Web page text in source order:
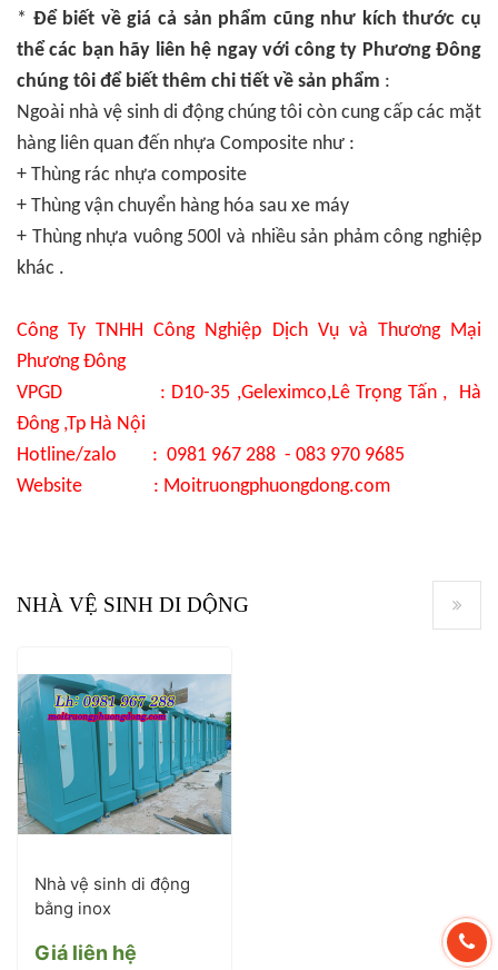
* Để biết về giá cả sản phẩm cũng như kích thước cụ
thể các bạn hãy liên hệ ngay với công ty Phương Đông
chúng tôi để biết thêm chi tiết về sản phẩm :
Ngoài nhà vệ sinh di động chúng tôi còn cung cấp các mặt
hàng liên quan đến nhựa Composite như :
+ Thùng rác nhựa composite
+ Thùng vận chuyển hàng hóa sau xe máy
+ Thùng nhựa vuông 500l và nhiều sản phảm công nghiệp
khác .
Công Ty TNHH Công Nghiệp Dịch Vụ và Thương Mại
Phương Đông
VPGD : D10-35 ,Geleximco,Lê Trọng Tấn , Hà
Đông ,Tp Hà Nội
Hotline/zalo : 0981 967 288 - 083 970 9685
Website : Moitruongphuongdong.com
NHÀ VỆ SINH DI DỘNG
Nhà vệ sinh di động
bằng inox
Giá liên hệ